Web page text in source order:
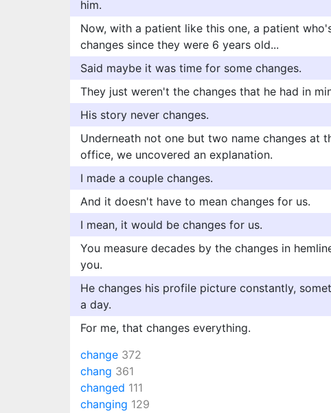
him.
Now, with a patient like this one, a patient
changes since they were 6 years old...
Said maybe it was time for some changes.
They just weren't the changes that he had in
His story never changes.
Underneath not one but two name changes at
office, we uncovered an explanation.
I made a couple changes.
And it doesn't have to mean changes for us.
I mean, it would be changes for us.
You measure decades by the changes in
you.
He changes his profile picture constantly,
a day.
For me, that changes everything.
change 372
chang 361
changed 111
changing 129